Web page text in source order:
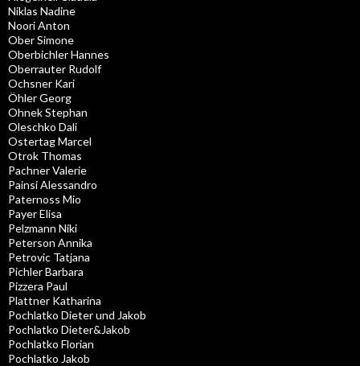
Niklas Nadine
Noori Anton
Ober Simone
Oberbichler Hannes
Oberrauter Rudolf
Ochsner Kari
Öhler Georg
Ohnek Stephan
Oleschko Dali
Ostertag Marcel
Otrok Thomas
Pachner Valerie
Painsi Alessandro
Paternoss Mio
Payer Elisa
Pelzmann Niki
Peterson Annika
Petrovic Tatjana
Pichler Barbara
Pizzera Paul
Plattner Katharina
Pochlatko Dieter und Jakob
Pochlatko Dieter&Jakob
Pochlatko Florian
Pochlatko Jakob